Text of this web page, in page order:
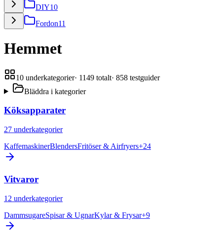
DIY10
Fordon11
Hemmet
10 underkategorier· 1149 totalt· 858 testguider
Bläddra i kategorier
Köksapparater
27 underkategorier
KaffemaskinerBlendersFritöser & Airfryers+24
Vitvaror
12 underkategorier
DammsugareSpisar & UgnarKylar & Frysar+9